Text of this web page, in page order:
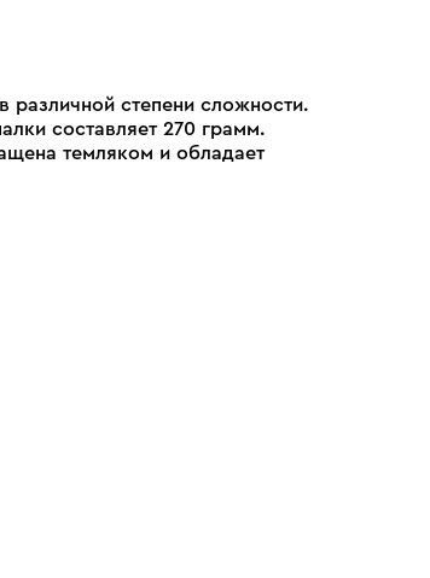
различной степени сложности.
составляет 270 грамм.
темляком и обладает